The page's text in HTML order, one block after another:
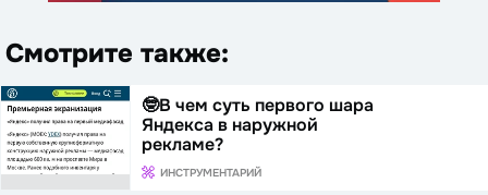
Смотрите также:
🤓В чем суть первого шара
Яндекса в наружной
рекламе?
ИНСТРУМЕНТАРИЙ